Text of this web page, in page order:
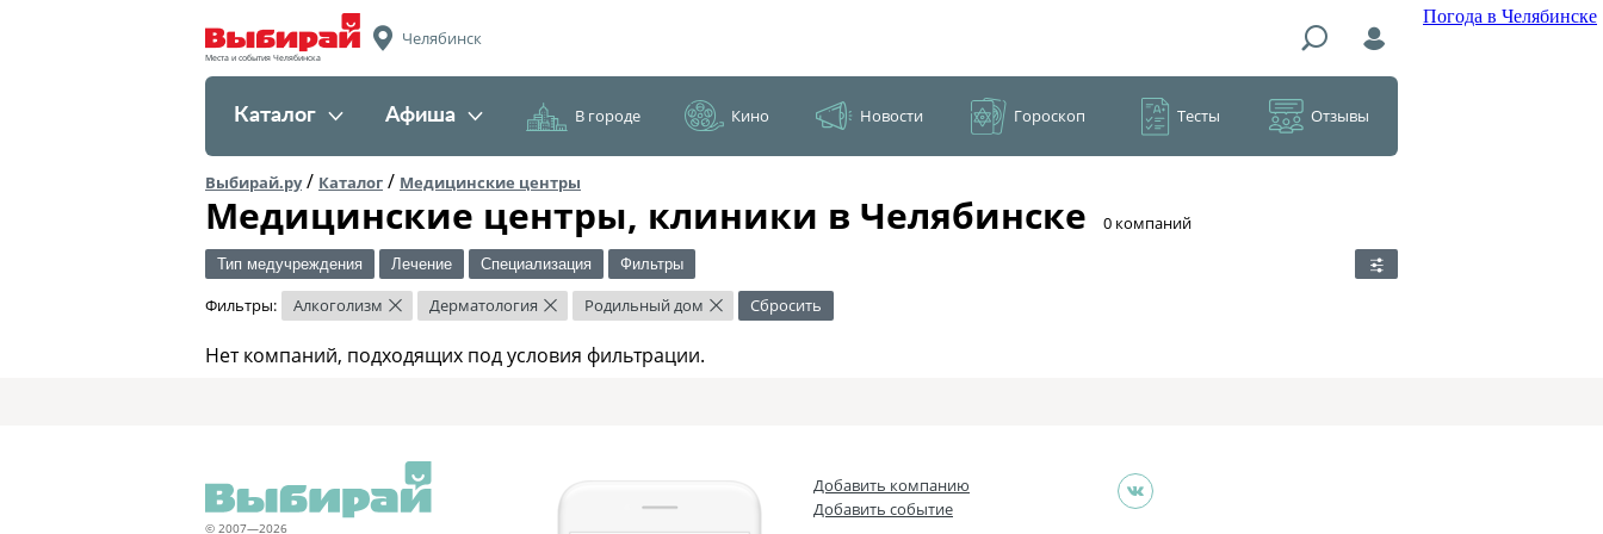
Погода в Челябинске
Места и события Челябинска
Челябинск
Каталог Афиша В городе Кино Новости Гороскоп Тесты Отзывы
Выбирай.ру/ Каталог / Медицинские центры
Медицинские центры, клиники в Челябинске ​0 компаний
Тип медучреждения Лечение Специализация Фильтры
Фильтры: Алкоголизм × Дерматология × Родильный дом × Сбросить
Нет компаний, подходящих под условия фильтрации.
© 2007—2026
Добавить компанию
Добавить событие